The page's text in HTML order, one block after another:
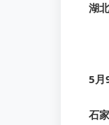
湖
5月
石